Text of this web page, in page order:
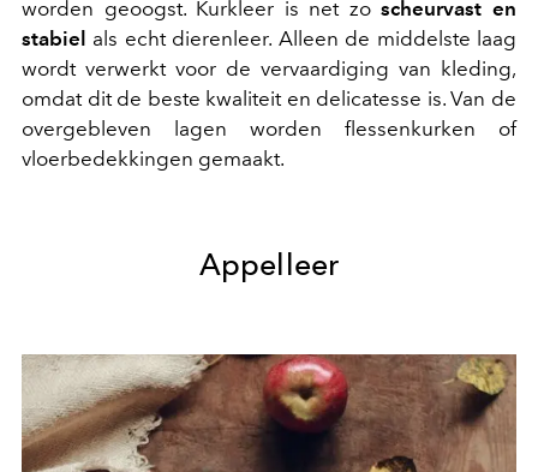
worden geoogst. Kurkleer is net zoscheurvast en
stabiel als echt dierenleer. Alleen de middelste laag
wordt verwerkt voor de vervaardiging van kleding,
omdat dit de beste kwaliteit en delicatesse is. Van de
overgebleven lagen worden flessenkurken of
vloerbedekkingen gemaakt.
Appelleer